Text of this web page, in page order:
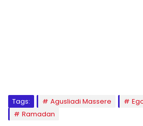
Tags: Agusliadi Massere
Ramadan